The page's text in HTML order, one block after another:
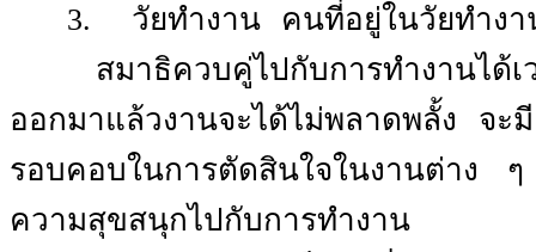
3.
วัยทำงาน
คนที่อยู่ในวัยทำง
สมาธิควบคู่ไปกับการทำงานได้เ
ออกมาแล้วงานจะได้ไม่พลาดพลั้ง จะ
รอบคอบในการตัดสินใจในงานต่าง
ความสุขสนุกไปกับการทำงาน